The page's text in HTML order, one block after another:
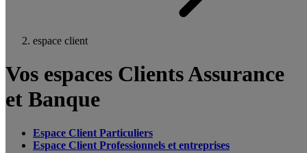
espace client
Vos espaces Clients Assurance
et Banque
Espace Client Particuliers
Espace Client Professionnels et entreprises